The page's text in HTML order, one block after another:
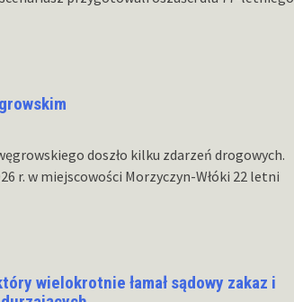
doszło kilku zdarzeń drogowych.
r. w miejscowości Morzyczyn-Włóki 22 letni
wielokrotnie łamał sądowy zakaz i